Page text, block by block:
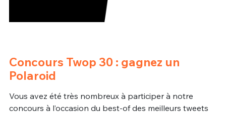
Concours Twop 30 : gagnez un
Polaroid
Vous avez été très nombreux à participer à notre
concours à l’occasion du best-of des meilleurs tweets